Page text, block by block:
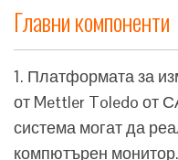
Главни компоненти
1. Платформата за
от Mettler Toledo от
система могат да
компютърен